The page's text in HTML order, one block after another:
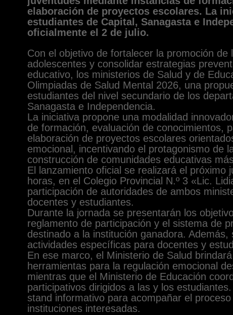
elaboración de proyectos escolares. La
estudiantes de Capital, Sanagasta e
oficialmente el 2 de julio.
Con el objetivo de fortalecer la promoción de
adolescentes y consolidar estrategias
educativo, los ministerios de Salud y de
Olimpiadas de Salud Mental 2026, una
estudiantes del nivel secundario de los
Sanagasta e Independencia.
La iniciativa propone una modalidad
de formación, evaluación de conocimientos,
elaboración de proyectos escolares
emocional, incentivando el protagonismo de
construcción de comunidades educativas
El lanzamiento oficial se realizará el próximo
horas, en el Colegio Provincial N.º 3 «Lic.
participación de autoridades de ambos
docentes y estudiantes.
Durante la jornada se presentarán los
reglamento de participación y el sistema de
destinado a la institución ganadora. Además,
actividades específicas para docentes y
En ese marco, el Ministerio de Salud
herramientas para la regulación emocional
mientras que el Ministerio de Educación
participativos dirigidos a las y los
stand informativo para acompañar el
instituciones interesadas.